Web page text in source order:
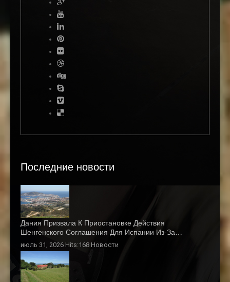
Последние новости
Дания Призвала К Приостановке Действия
Шенгенского Соглашения Для Испании Из-За…
июль 31, 2026 Hits:168 Новости